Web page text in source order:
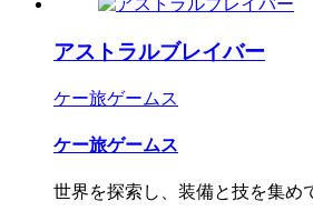
アストラルブレイバー
ケー旅ゲームス
ケー旅ゲームス
世界を探索し、装備と技を集め